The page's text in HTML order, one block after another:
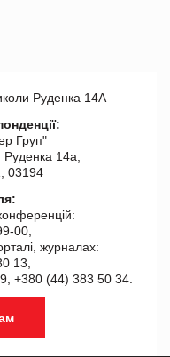
Руденка 14А
Груп"
14а,
03194
00,
журналах:
13,
+380 (44) 383 50 34.